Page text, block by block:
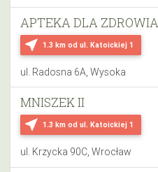
near_me 1.3 km od ul. Katoickiej 1
APTEKA DLA ZDROWIA
ul. Radosna 6A, Wysoka
near_me 1.3 km od ul. Katoickiej 1
MNISZEK II
ul. Krzycka 90C, Wrocław